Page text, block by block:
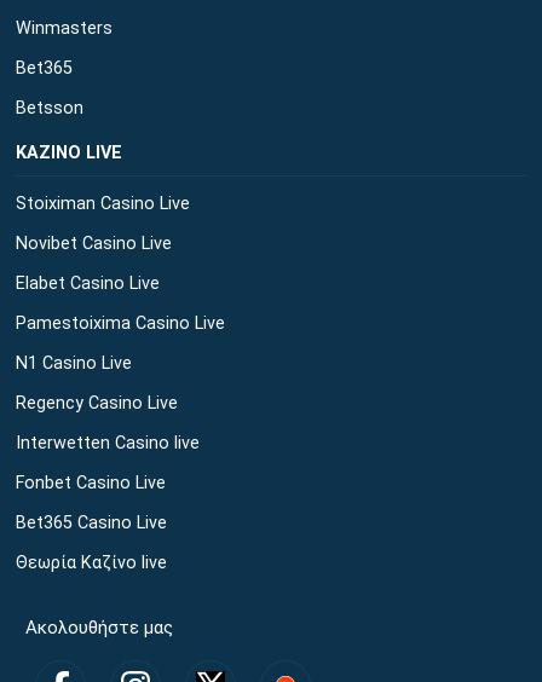
Winmasters
Bet365
Betsson
ΚΑΖΙΝΟ LIVE
Stoiximan Casino Live
Novibet Casino Live
Elabet Casino Live
Pamestoixima Casino Live
N1 Casino Live
Regency Casino Live
Interwetten Casino live
Fonbet Casino Live
Bet365 Casino Live
Θεωρία Καζίνο live
Ακολουθήστε μας